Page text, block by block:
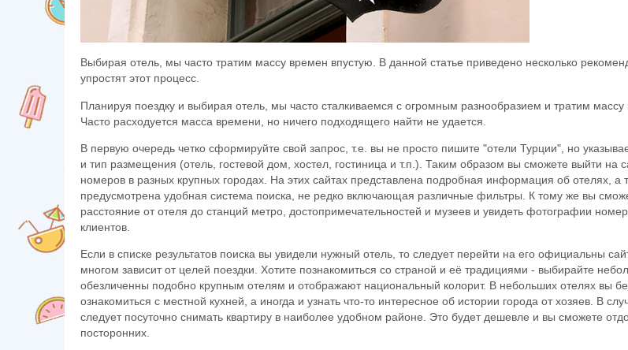
Выбирая отель, мы часто тратим массу времен впустую. В данной статье приведено несколько
упростят этот процесс.
Планируя поездку и выбирая отель, мы часто сталкиваемся с огромным разнообразием и тратим массу
Часто расходуется масса времени, но ничего подходящего найти не удается.
В первую очередь четко сформируйте свой запрос, т.е. вы не просто пишите "отели Турции", но
и тип размещения (отель, гостевой дом, хостел, гостиница и т.п.). Таким образом вы сможете выйти на
номеров в разных крупных городах. На этих сайтах представлена подробная информация об отелях, а
предусмотрена удобная система поиска, не редко включающая различные фильтры. К тому же вы
расстояние от отеля до станций метро, достопримечательностей и музеев и увидеть фотографии
клиентов.
Если в списке результатов поиска вы увидели нужный отель, то следует перейти на его официальны
многом зависит от целей поездки. Хотите познакомиться со страной и её традициями - выбирайте
обезличенны подобно крупным отелям и отображают национальный колорит. В небольших отелях вы
ознакомиться с местной кухней, а иногда и узнать что-то интересное об истории города от хозяев. В
следует посуточно снимать квартиру в наиболее удобном районе. Это будет дешевле и вы сможете
посторонних.